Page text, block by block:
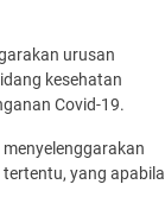
urusan
kesehatan
Covid-19.
yang apabila